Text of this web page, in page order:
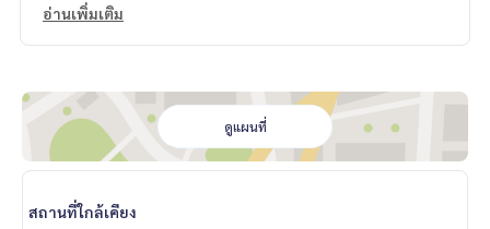
อีเมล:lifeproperty.bkk@gmail.com
สังหาริมทรัพย์ในกรุงเทพฯ
เรามีทีมงานพร้อมให้คำปรึกษาและช่วยหาสถานที่ที่เหมาะสมที่สุด
ให้คุณ ฟรี!
#เช่าคอนโด #คอนโดให้เช่า #คอนโดติดรถไฟฟ้า #เอเจนท์คอนโ
ด #คอนโดติดbts #คอนโดใกล้รถไฟฟ้า #condoforrentbangko
อ่านเพิ่มเติม
ดูแผนที่
สถานที่ใกล้เคียง